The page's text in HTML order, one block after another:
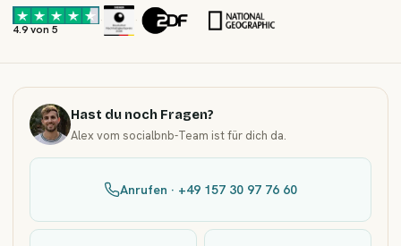
4.9 von 5
· ·
Hast du noch Fragen?
Alex vom socialbnb-Team ist für dich da.
Anrufen · +49 157 30 97 76 60